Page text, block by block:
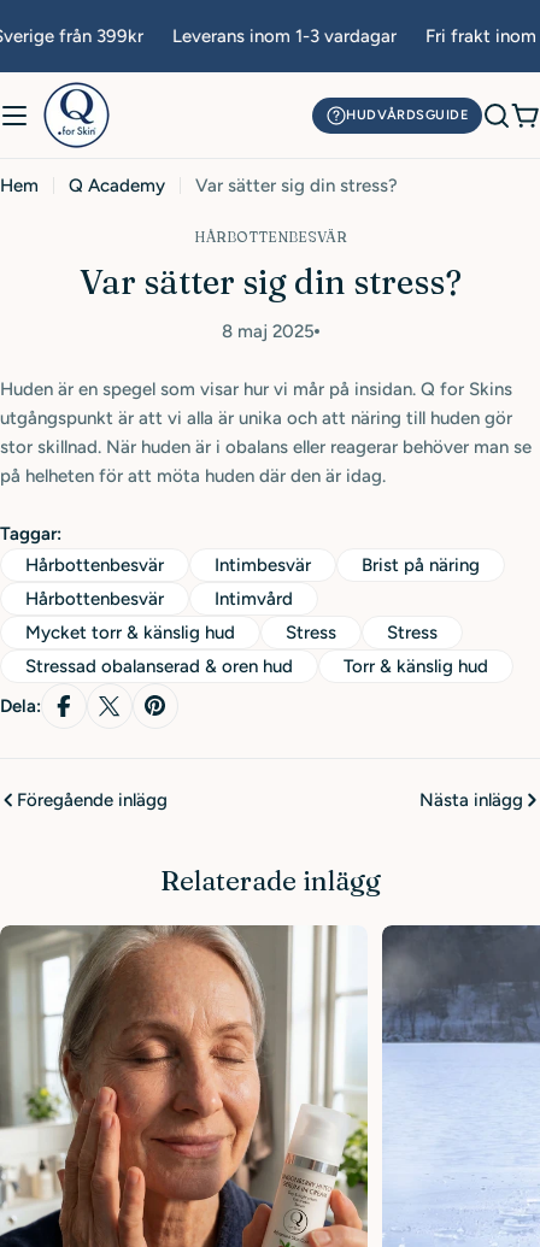
till
innehåll
från 399kr Leverans inom 1-3 vardagar Fri frakt inom
HUDVÅRDSGUIDE
Hem Q Academy Var sätter sig din stress?
HÅRBOTTENBESVÄR
Var sätter sig din stress?
8 maj 2025
Huden är en spegel som visar hur vi mår på insidan. Q for Skins
utgångspunkt är att vi alla är unika och att näring till huden gör
stor skillnad. När huden är i obalans eller reagerar behöver man se
på helheten för att möta huden där den är idag.
Taggar:
Hårbottenbesvär
Intimbesvär
Brist på näring
Hårbottenbesvär
Intimvård
Mycket torr & känslig hud
Stress
Stress
Stressad obalanserad & oren hud
Torr & känslig hud
Dela:
Föregående inlägg Nästa inlägg
Relaterade inlägg